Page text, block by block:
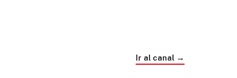
Ir al canal →